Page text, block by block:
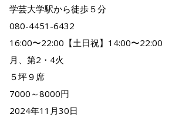
学芸大学駅から徒歩５分
080-4451-6432
16:00〜22:00【土日祝】14:00〜22:00
月、第2・4火
５坪９席
7000～8000円
2024年11月30日